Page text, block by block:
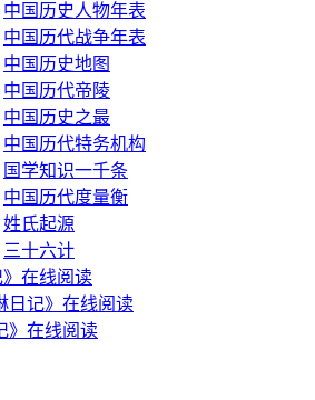
中国历史人物年表
中国历代战争年表
中国历史地图
中国历代帝陵
中国历史之最
中国历代特务机构
国学知识一千条
中国历代度量衡
姓氏起源
三十六计
在线阅读
日记》在线阅读
》在线阅读